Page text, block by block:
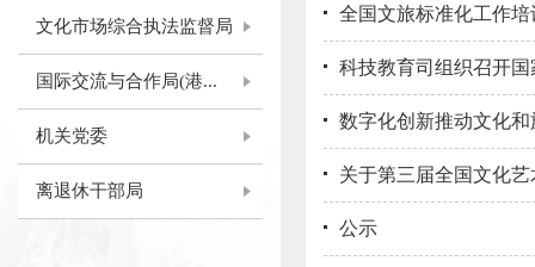
文化市场综合执法监督局
国际交流与合作局(港...
机关党委
离退休干部局
全国文旅标准化工作培
科技教育司组织召开
数字化创新推动文化
关于第三届全国文化
公示